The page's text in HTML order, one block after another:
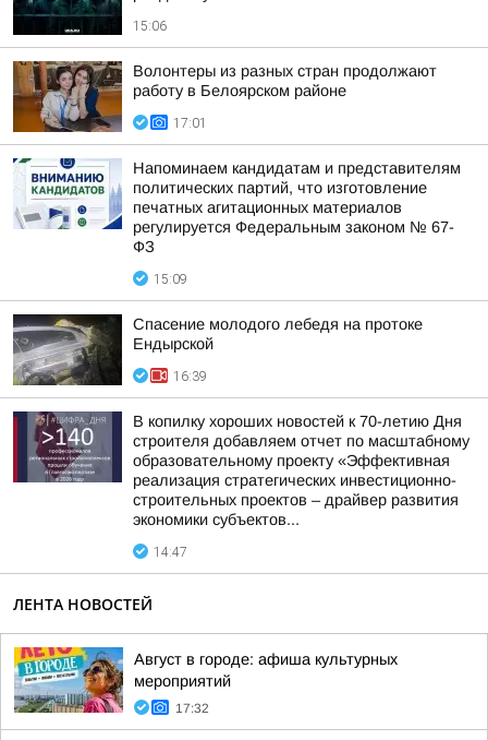
15:06
Волонтеры из разных стран продолжают
работу в Белоярском районе
17:01
Напоминаем кандидатам и представителям
политических партий, что изготовление
печатных агитационных материалов
регулируется Федеральным законом № 67-
ФЗ
15:09
Спасение молодого лебедя на протоке
Ендырской
16:39
В копилку хороших новостей к 70-летию Дня
строителя добавляем отчет по масштабному
образовательному проекту «Эффективная
реализация стратегических инвестиционно-
строительных проектов – драйвер развития
экономики субъектов...
14:47
ЛЕНТА НОВОСТЕЙ
Август в городе: афиша культурных
мероприятий
17:32